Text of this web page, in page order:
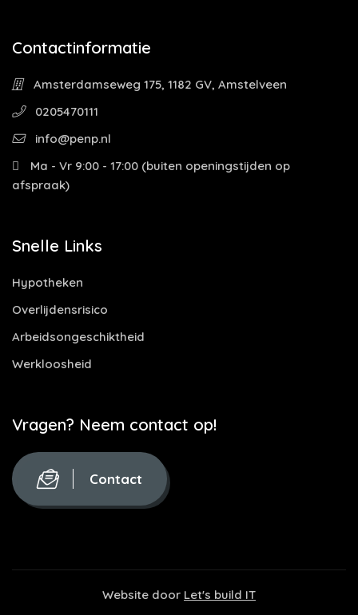
Contactinformatie
Amsterdamseweg 175, 1182 GV, Amstelveen
0205470111
info@penp.nl
Ma - Vr 9:00 - 17:00 (buiten openingstijden op
afspraak)
Snelle Links
Hypotheken
Overlijdensrisico
Arbeidsongeschiktheid
Werkloosheid
Vragen? Neem contact op!
Contact
Website door Let's build IT